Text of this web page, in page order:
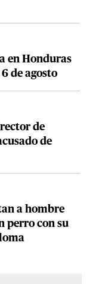
en Honduras
de agosto
de
de
a hombre
perro con su